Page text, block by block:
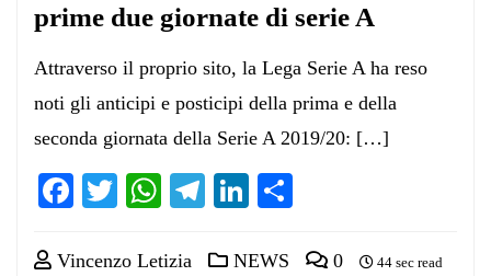
prime due giornate di serie A
Attraverso il proprio sito, la Lega Serie A ha reso
noti gli anticipi e posticipi della prima e della
seconda giornata della Serie A 2019/20: […]
Facebook
TwitterWhatsApp
Telegram
LinkedIn
Vincenzo Letizia NEWS 0 44 sec read